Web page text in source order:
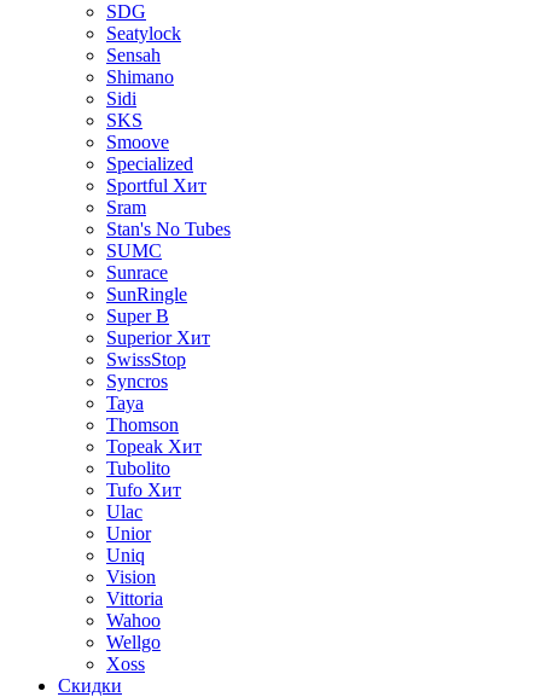
SDG
Seatylock
Sensah
Shimano
Sidi
SKS
Smoove
Specialized
Sportful Хит
Sram
Stan's No Tubes
SUMC
Sunrace
SunRingle
Super B
Superior Хит
SwissStop
Syncros
Taya
Thomson
Topeak Хит
Tubolito
Tufo Хит
Ulac
Unior
Uniq
Vision
Vittoria
Wahoo
Wellgo
Xoss
Скидки